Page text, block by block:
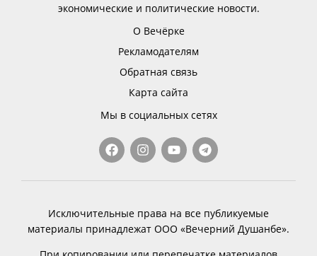
экономические и политические новости.
О Вечёрке
Рекламодателям
Обратная связь
Карта сайта
Мы в социальных сетях
Исключительные права на все публикуемые
материалы принадлежат ООО «Вечерний Душанбе».